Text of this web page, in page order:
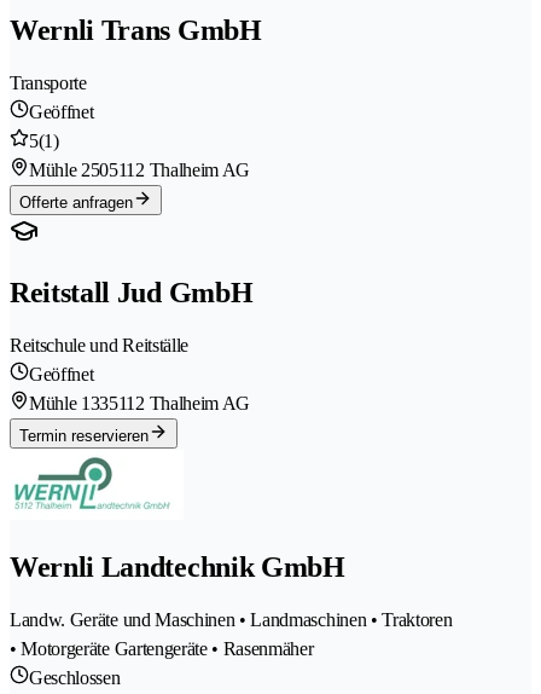
Wernli Trans GmbH
Transporte
Geöffnet
5(1)
Mühle 2505112 Thalheim AG
Offerte anfragen
Reitstall Jud GmbH
Reitschule und Reitställe
Geöffnet
Mühle 1335112 Thalheim AG
Termin reservieren
Wernli Landtechnik GmbH
Landw. Geräte und Maschinen • Landmaschinen • Traktoren
• Motorgeräte Gartengeräte • Rasenmäher
Geschlossen